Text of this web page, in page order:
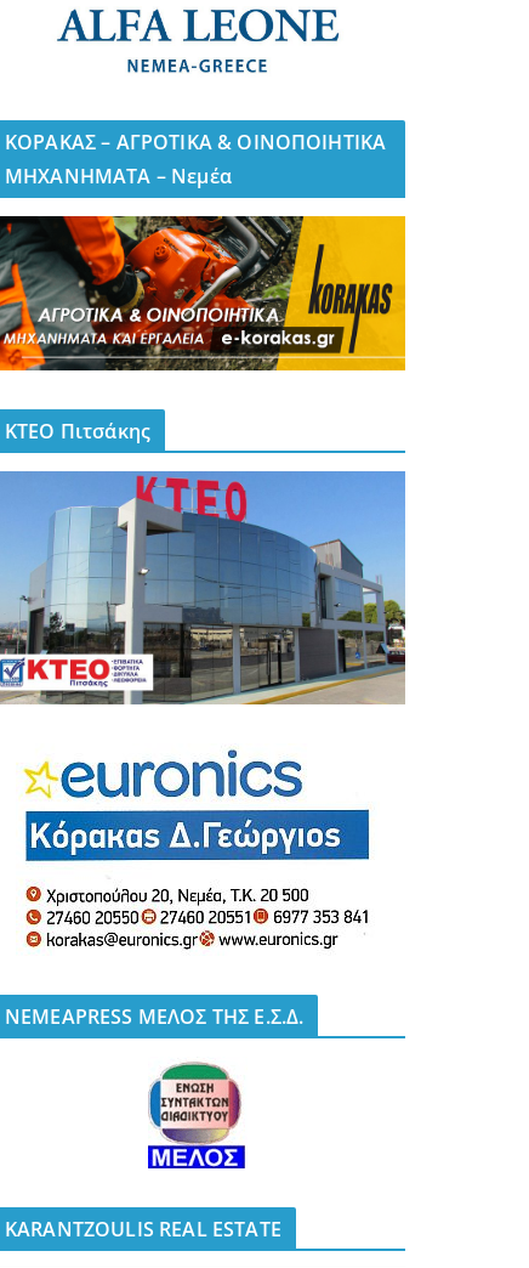
ΚΟΡΑΚΑΣ – ΑΓΡΟΤΙΚΑ & ΟΙΝΟΠΟΙΗΤΙΚΑ
ΜΗΧΑΝΗΜΑΤΑ – Νεμέα
ΚΤΕΟ Πιτσάκης
NEMEAPRESS ΜΕΛΟΣ ΤΗΣ Ε.Σ.Δ.
KARANTZOULIS REAL ESTATE